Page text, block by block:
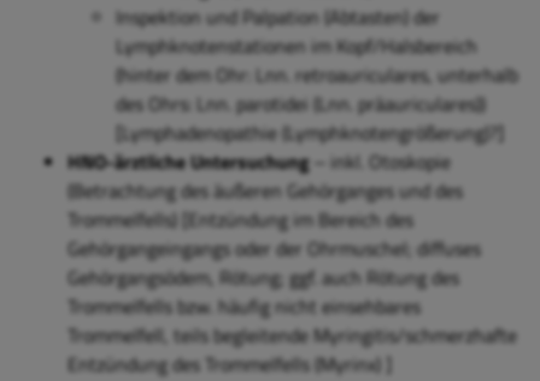
Inspektion und Palpation (Abtasten) der
Lymphknotenstationen im Kopf/Halsbereich
(hinter dem Ohr: Lnn. retroauriculares, unterhalb
des Ohrs: Lnn. parotidei (Lnn. präauriculares))
[Lymphadenopathie (Lymphknotengrößerung)?]
HNO-ärztliche Untersuchung ‒ inkl. Otoskopie
(Betrachtung des äußeren Gehörganges und des
Trommelfells) [Entzündung im Bereich des
Gehörgangeingangs oder der Ohrmuschel; diffuses
Gehörgangsödem, Rötung; ggf. auch Rötung des
Trommelfells bzw. häufig nicht einsehbares
Trommelfell, teils begleitende Myringitis/schmerzhafte
Entzündung des Trommelfells (Myrinx)